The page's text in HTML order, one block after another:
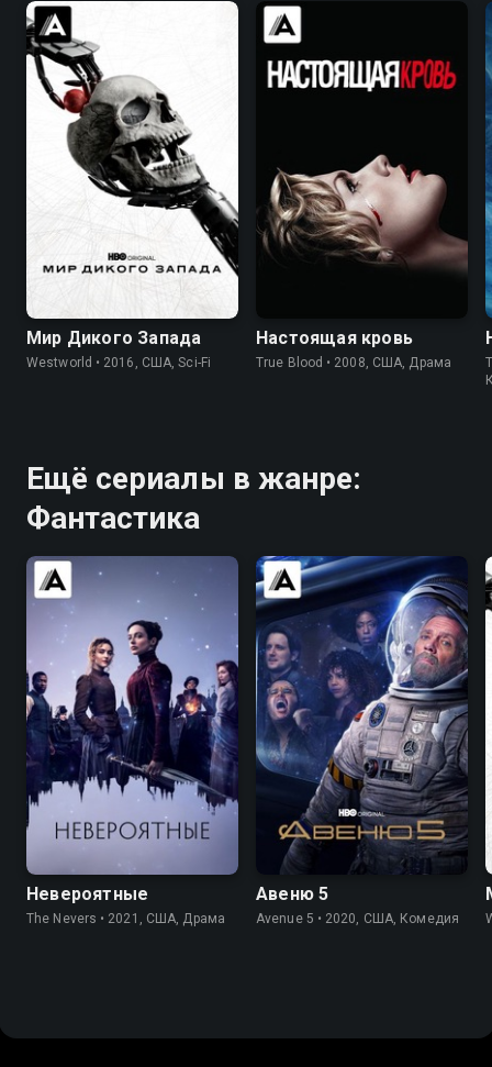
Мир Дикого Запада
Westworld • 2016, США, Sci-Fi
Настоящая кровь
True Blood • 2008, США, Драма
Ещё сериалы в жанре:
Фантастика
7.3 7.4
Невероятные
The Nevers • 2021, США, Драма
6.9 6.7
Авеню 5
Avenue 5 • 2020, США, Комедия